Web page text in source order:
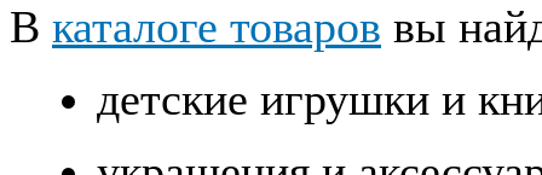
В каталоге товаров вы
детские игрушки и